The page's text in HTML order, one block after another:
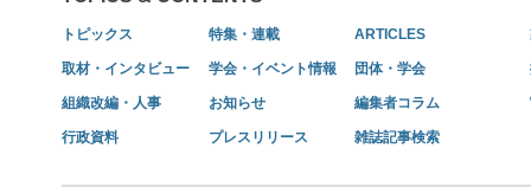
トピックス 特集・連載 ARTICLES
取材・インタビュー 学会・イベント情報 団体・学会
組織改編・人事 お知らせ 編集者コラム
行政資料 プレスリリース 雑誌記事検索